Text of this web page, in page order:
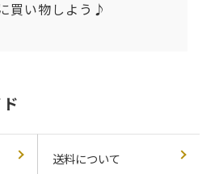
買い物しよう♪
送料について